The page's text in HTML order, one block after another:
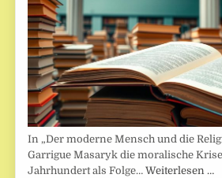
In „Der moderne Mensch und die
Garrigue Masaryk die moralische
Jahrhundert als Folge…Weiterlesen …